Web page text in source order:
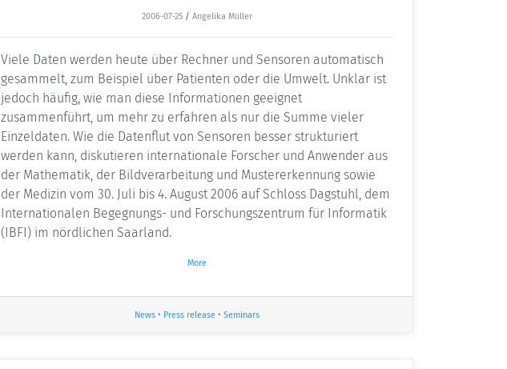
2006-07-25 / Angelika Müller
Viele Daten werden heute über Rechner und Sensoren automatisch
gesammelt, zum Beispiel über Patienten oder die Umwelt. Unklar ist
jedoch häufig, wie man diese Informationen geeignet
zusammenführt, um mehr zu erfahren als nur die Summe vieler
Einzeldaten. Wie die Datenflut von Sensoren besser strukturiert
werden kann, diskutieren internationale Forscher und Anwender aus
der Mathematik, der Bildverarbeitung und Mustererkennung sowie
der Medizin vom 30. Juli bis 4. August 2006 auf Schloss Dagstuhl, dem
Internationalen Begegnungs- und Forschungszentrum für Informatik
(IBFI) im nördlichen Saarland.
More
News • Press release • Seminars